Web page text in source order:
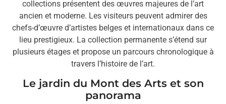
collections présentent des œuvres majeures de l’art
ancien et moderne. Les visiteurs peuvent admirer des
chefs-d’œuvre d’artistes belges et internationaux dans ce
lieu prestigieux. La collection permanente s’étend sur
plusieurs étages et propose un parcours chronologique à
travers l’histoire de l’art.
Le jardin du Mont des Arts et son
panorama